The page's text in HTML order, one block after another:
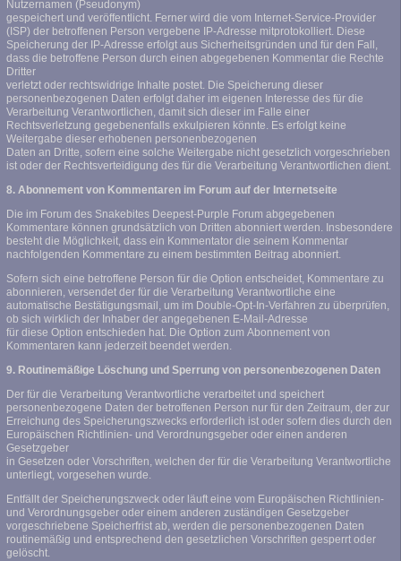
Nutzernamen (Pseudonym)
gespeichert und veröffentlicht. Ferner wird die vom Internet-Service-Provider
(ISP) der betroffenen Person vergebene IP-Adresse mitprotokolliert. Diese
Speicherung der IP-Adresse erfolgt aus Sicherheitsgründen und für den Fall,
dass die betroffene Person durch einen abgegebenen Kommentar die Rechte
Dritter
verletzt oder rechtswidrige Inhalte postet. Die Speicherung dieser
personenbezogenen Daten erfolgt daher im eigenen Interesse des für die
Verarbeitung Verantwortlichen, damit sich dieser im Falle einer
Rechtsverletzung gegebenenfalls exkulpieren könnte. Es erfolgt keine
Weitergabe dieser erhobenen personenbezogenen
Daten an Dritte, sofern eine solche Weitergabe nicht gesetzlich vorgeschrieben
ist oder der Rechtsverteidigung des für die Verarbeitung Verantwortlichen dient.
8. Abonnement von Kommentaren im Forum auf der Internetseite
Die im Forum des Snakebites Deepest-Purple Forum abgegebenen
Kommentare können grundsätzlich von Dritten abonniert werden. Insbesondere
besteht die Möglichkeit, dass ein Kommentator die seinem Kommentar
nachfolgenden Kommentare zu einem bestimmten Beitrag abonniert.
Sofern sich eine betroffene Person für die Option entscheidet, Kommentare zu
abonnieren, versendet der für die Verarbeitung Verantwortliche eine
automatische Bestätigungsmail, um im Double-Opt-In-Verfahren zu überprüfen,
ob sich wirklich der Inhaber der angegebenen E-Mail-Adresse
für diese Option entschieden hat. Die Option zum Abonnement von
Kommentaren kann jederzeit beendet werden.
9. Routinemäßige Löschung und Sperrung von personenbezogenen Daten
Der für die Verarbeitung Verantwortliche verarbeitet und speichert
personenbezogene Daten der betroffenen Person nur für den Zeitraum, der zur
Erreichung des Speicherungszwecks erforderlich ist oder sofern dies durch den
Europäischen Richtlinien- und Verordnungsgeber oder einen anderen
Gesetzgeber
in Gesetzen oder Vorschriften, welchen der für die Verarbeitung Verantwortliche
unterliegt, vorgesehen wurde.
Entfällt der Speicherungszweck oder läuft eine vom Europäischen Richtlinien-
und Verordnungsgeber oder einem anderen zuständigen Gesetzgeber
vorgeschriebene Speicherfrist ab, werden die personenbezogenen Daten
routinemäßig und entsprechend den gesetzlichen Vorschriften gesperrt oder
gelöscht.